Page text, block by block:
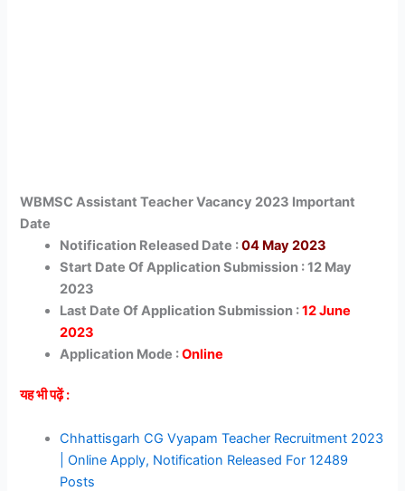
WBMSC Assistant Teacher Vacancy 2023 Important
Date
Notification Released Date :04 May 2023
Start Date Of Application Submission : 12 May
2023
Last Date Of Application Submission :12 June
2023
Application Mode :Online
यह भी पढ़ें :
Chhattisgarh CG Vyapam Teacher Recruitment 2023
| Online Apply, Notification Released For 12489
Posts